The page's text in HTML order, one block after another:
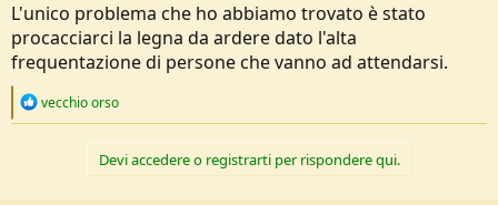
L'unico problema che ho abbiamo trovato è stato
procacciarci la legna da ardere dato l'alta
frequentazione di persone che vanno ad attendarsi.
R
vecchio orso
Devi accedere o registrarti per rispondere qui.